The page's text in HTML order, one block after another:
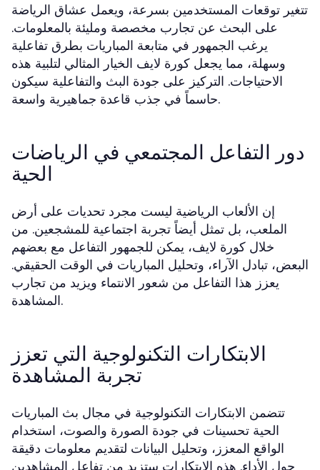
تتغير توقعات المستخدمين بسرعة، ويعمل عشاق الرياضة
على البحث عن تجارب مخصصة ومليئة بالمعلومات.
يرغب الجمهور في متابعة المباريات بطرق تفاعلية
وسهلة، مما يجعل كورة لايف الخيار المثالي لتلبية هذه
الاحتياجات. التركيز على جودة البث والتفاعلية سيكون
حاسماً في جذب قاعدة جماهيرية واسعة.
دور التفاعل المجتمعي في الرياضات
الحية
إن الألعاب الرياضية ليست مجرد تحديات على أرض
الملعب، بل تمثل أيضاً تجربة اجتماعية للمشجعين. من
خلال كورة لايف، يمكن للجمهور التفاعل مع بعضهم
البعض، تبادل الآراء، وتحليل المباريات في الوقت الحقيقي.
يعزز هذا التفاعل من شعور الانتماء ويزيد من تجارب
المشاهدة.
الابتكارات التكنولوجية التي تعزز
تجربة المشاهدة
تتضمن الابتكارات التكنولوجية في مجال بث المباريات
الحية تحسينات في جودة الصورة والصوت، استخدام
الواقع المعزز، وتحليل البيانات لتقديم معلومات دقيقة
حول الأداء. هذه الابتكارات ستزيد من تفاعل المشاهدين